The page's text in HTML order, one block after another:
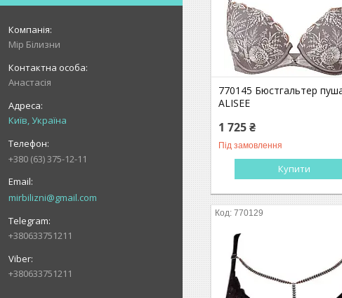
Мір Білизни
Анастасія
Київ, Україна
+380 (63) 375-12-11
mirbilizni@gmail.com
+380633751211
+380633751211
770145 Бюстгальтер
ALISEE
1 725 ₴
Під замовлення
Купити
770129